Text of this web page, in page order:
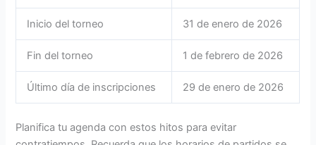
Inicio del torneo 31 de enero de 2026
Fin del torneo 1 de febrero de 2026
Último día de inscripciones 29 de enero de 2026
Planifica tu agenda con estos hitos para evitar